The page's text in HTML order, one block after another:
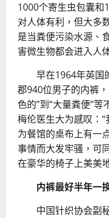
1000个寄生虫包囊和
对人体有利，但大多
是当粪便污染水源、
害微生物都会进入人
早在1964年英国
郡940位男子的内裤
色的”到“大量粪便”
梅伦医生大为感叹：
为餐馆的桌布上有一
事情而大发牢骚，可
在豪华的椅子上美美
内裤最好半年一
中国针织协会副秘